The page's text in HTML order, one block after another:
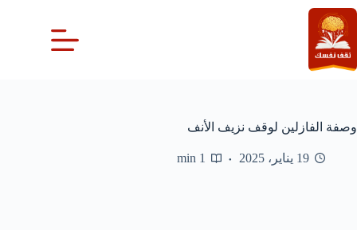
التجاوز
إلى
المحتوى
وصفة الفازلين لوقف نزيف الأنف
19 يناير، 2025 1 min